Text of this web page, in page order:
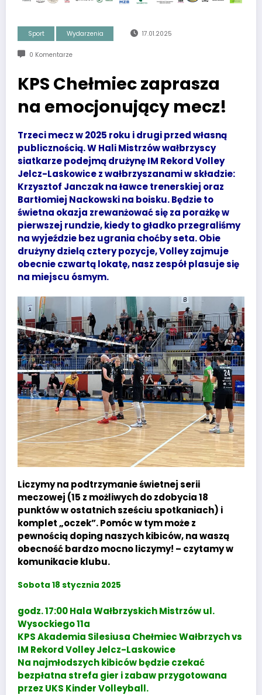
Sport Wydarzenia 17.01.2025
0 Komentarze
KPS Chełmiec zaprasza
na emocjonujący mecz!
Trzeci mecz w 2025 roku i drugi przed własną
publicznością. W Hali Mistrzów wałbrzyscy
siatkarze podejmą drużynę IM Rekord Volley
Jelcz-Laskowice z wałbrzyszanami w składzie:
Krzysztof Janczak na ławce trenerskiej oraz
Bartłomiej Nackowski na boisku. Będzie to
świetna okazja zrewanżować się za porażkę w
pierwszej rundzie, kiedy to gładko przegraliśmy
na wyjeździe bez ugrania choćby seta. Obie
drużyny dzielą cztery pozycje, Volley zajmuje
obecnie czwartą lokatę, nasz zespół plasuje się
na miejscu ósmym.
Liczymy na podtrzymanie świetnej serii
meczowej (15 z możliwych do zdobycia 18
punktów w ostatnich sześciu spotkaniach) i
komplet „oczek”. Pomóc w tym może z
pewnością doping naszych kibiców, na waszą
obecność bardzo mocno liczymy! – czytamy w
komunikacie klubu.
Sobota 18 stycznia 2025
godz. 17:00 Hala Wałbrzyskich Mistrzów ul.
Wysockiego 11a
KPS Akademia Silesiusa Chełmiec Wałbrzych vs
IM Rekord Volley Jelcz-Laskowice
Na najmłodszych kibiców będzie czekać
bezpłatna strefa gier i zabaw przygotowana
przez UKS Kinder Volleyball.